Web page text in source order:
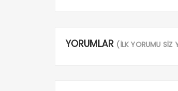
YORUMLAR (İLK YORUMU SİZ